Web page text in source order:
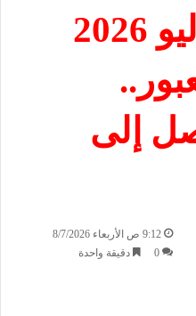
الأربعاء 8 يوليو 2026
إلى
9:12 ص الأربعاء 8/7/2026
0
دقيقة واحدة